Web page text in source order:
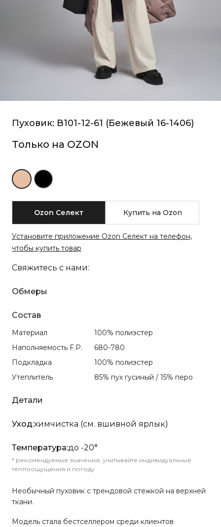
Пуховик: В101-12-61 (Бежевый 16-1406)
Только на OZON
Ozon Селект Купить на Ozon
Установите приложение Ozon Селект на телефон,
чтобы купить товар
Свяжитесь с нами:
Обмеры
Состав
Материал
100% полиэстер
Наполняемость F.P.
680-780
Подкладка
100% полиэстер
Утеплитель
85% пух гусиный / 15% перо
Детали
Уход:химчистка (см. вшивной ярлык)
Температура:до -20°
* рекомендуемые значения, учитывайте индивидуальные
теплоощущения и погоду
Необычный пуховик с трендовой стежкой на верхней
ткани.
Модель стала бестселлером среди клиентов